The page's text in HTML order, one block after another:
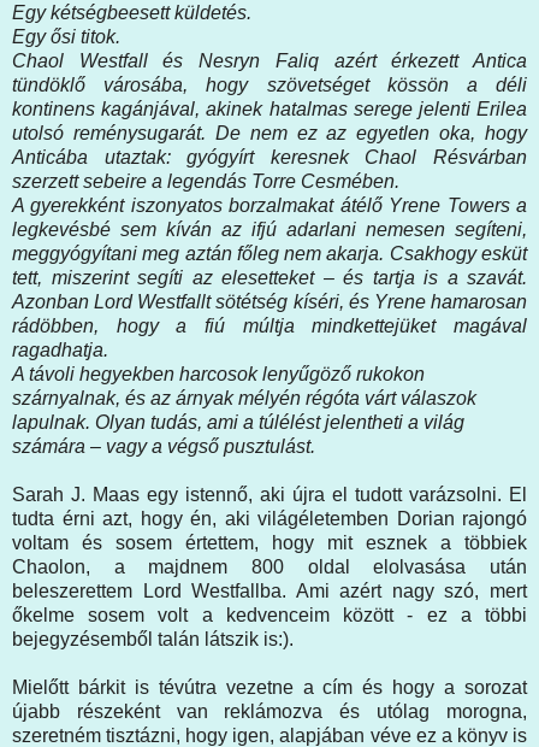
Egy kétségbeesett küldetés.
Egy ősi titok.
Chaol Westfall és Nesryn Faliq azért érkezett Antica
tündöklő városába, hogy szövetséget kössön a déli
kontinens kagánjával, akinek hatalmas serege jelenti Erilea
utolsó reménysugarát. De nem ez az egyetlen oka, hogy
Anticába utaztak: gyógyírt keresnek Chaol Résvárban
szerzett sebeire a legendás Torre Cesmében.
A gyerekként iszonyatos borzalmakat átélő Yrene Towers a
legkevésbé sem kíván az ifjú adarlani nemesen segíteni,
meggyógyítani meg aztán főleg nem akarja. Csakhogy esküt
tett, miszerint segíti az elesetteket – és tartja is a szavát.
Azonban Lord Westfallt sötétség kíséri, és Yrene hamarosan
rádöbben, hogy a fiú múltja mindkettejüket magával
ragadhatja.
A távoli hegyekben harcosok lenyűgöző rukokon
szárnyalnak, és az árnyak mélyén régóta várt válaszok
lapulnak. Olyan tudás, ami a túlélést jelentheti a világ
számára – vagy a végső pusztulást.
Sarah J. Maas egy istennő, aki újra el tudott varázsolni. El
tudta érni azt, hogy én, aki világéletemben Dorian rajongó
voltam és sosem értettem, hogy mit esznek a többiek
Chaolon, a majdnem 800 oldal elolvasása után
beleszerettem Lord Westfallba. Ami azért nagy szó, mert
őkelme sosem volt a kedvenceim között - ez a többi
bejegyzésemből talán látszik is:).
Mielőtt bárkit is tévútra vezetne a cím és hogy a sorozat
újabb részeként van reklámozva és utólag morogna,
szeretném tisztázni, hogy igen, alapjában véve ez a könyv is